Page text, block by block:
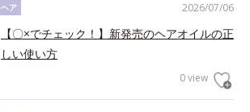
2026/07/06
ヘア
【〇×でチェック！】新発売のヘアオイルの正
しい使い方
0 view